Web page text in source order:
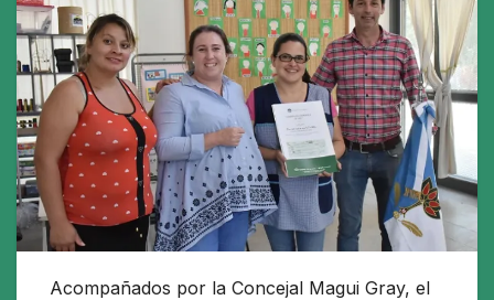
Acompañados por la Concejal Magui Gray, el